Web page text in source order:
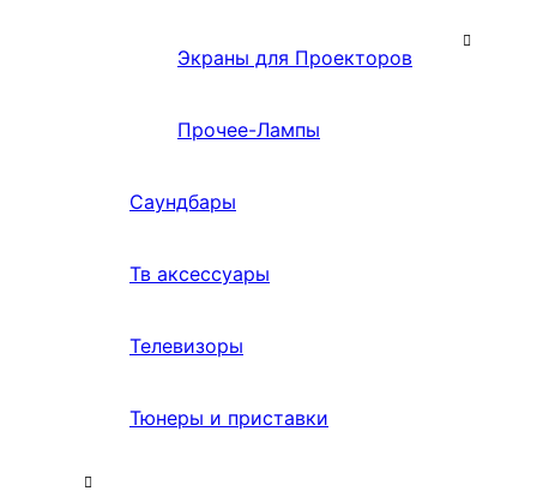
Экраны для Проекторов
Прочее-Лампы
Саундбары
Тв аксессуары
Телевизоры
Тюнеры и приставки